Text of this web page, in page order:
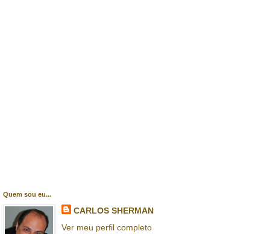
Quem sou eu...
CARLOS SHERMAN
Ver meu perfil completo